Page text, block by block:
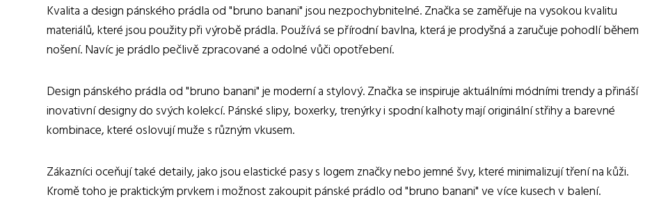
Kvalita a design pánského prádla od "bruno banani" jsou nezpochybnitelné. Značka se zaměřuje na vysokou kvalitu
materiálů, které jsou použity při výrobě prádla. Používá se přírodní bavlna, která je prodyšná a zaručuje pohodlí během
nošení. Navíc je prádlo pečlivě zpracované a odolné vůči opotřebení.
Design pánského prádla od "bruno banani" je moderní a stylový. Značka se inspiruje aktuálními módními trendy a přináší
inovativní designy do svých kolekcí. Pánské slipy, boxerky, trenýrky i spodní kalhoty mají originální střihy a barevné
kombinace, které oslovují muže s různým vkusem.
Zákazníci oceňují také detaily, jako jsou elastické pasy s logem značky nebo jemné švy, které minimalizují tření na kůži.
Kromě toho je praktickým prvkem i možnost zakoupit pánské prádlo od "bruno banani" ve více kusech v balení.